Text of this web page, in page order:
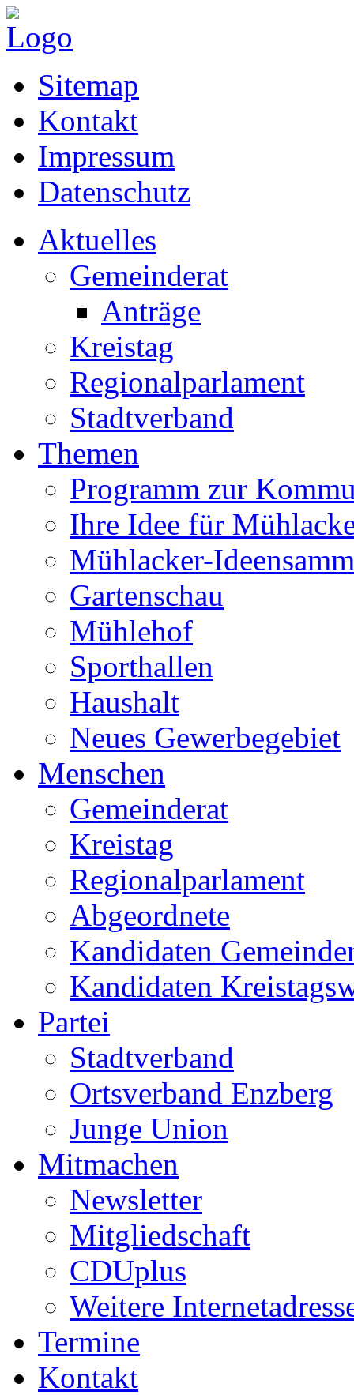
Sitemap
Kontakt
Impressum
Datenschutz
Aktuelles
Gemeinderat
Anträge
Kreistag
Regionalparlament
Stadtverband
Themen
Programm zur
Ihre Idee für
Mühlacker-
Gartenschau
Mühlehof
Sporthallen
Haushalt
Neues Gewerbegebiet
Menschen
Gemeinderat
Kreistag
Regionalparlament
Abgeordnete
Kandidaten
Kandidaten
Partei
Stadtverband
Ortsverband Enzberg
Junge Union
Mitmachen
Newsletter
Mitgliedschaft
CDUplus
Weitere
Termine
Kontakt